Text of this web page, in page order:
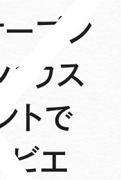
プン
ウス
トで
ビエ